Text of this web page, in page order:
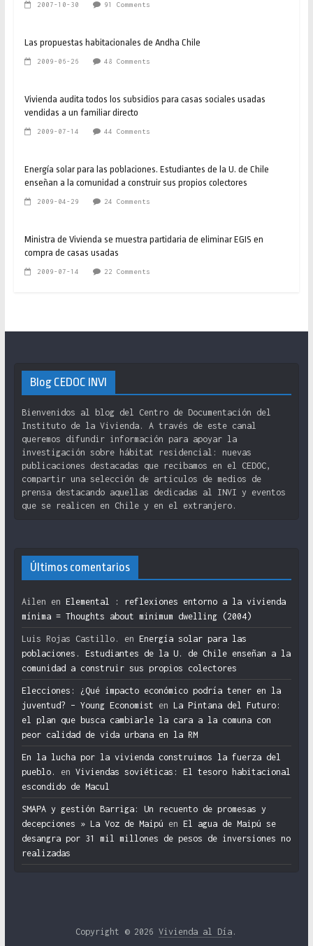
2007-10-30 91 Comments
Las propuestas habitacionales de Andha Chile
2009-06-26 48 Comments
Vivienda audita todos los subsidios para casas sociales usadas
vendidas a un familiar directo
2009-07-14 44 Comments
Energía solar para las poblaciones. Estudiantes de la U. de Chile
enseñan a la comunidad a construir sus propios colectores
2009-04-29 24 Comments
Ministra de Vivienda se muestra partidaria de eliminar EGIS en
compra de casas usadas
2009-07-14 22 Comments
Blog CEDOC INVI
Bienvenidos al blog del Centro de Documentación del
Instituto de la Vivienda. A través de este canal
queremos difundir información para apoyar la
investigación sobre hábitat residencial: nuevas
publicaciones destacadas que recibamos en el CEDOC,
compartir una selección de artículos de medios de
prensa destacando aquellas dedicadas al INVI y eventos
que se realicen en Chile y en el extranjero.
Últimos comentarios
Ailen en Elemental : reflexiones entorno a la vivienda
mínima = Thoughts about minimum dwelling (2004)
Luis Rojas Castillo. en Energía solar para las
poblaciones. Estudiantes de la U. de Chile enseñan a la
comunidad a construir sus propios colectores
Elecciones: ¿Qué impacto económico podría tener en la
juventud? – Young Economist en La Pintana del Futuro:
el plan que busca cambiarle la cara a la comuna con
peor calidad de vida urbana en la RM
En la lucha por la vivienda construimos la fuerza del
pueblo.
en Viviendas soviéticas: El tesoro habitacional
escondido de Macul
SMAPA y gestión Barriga: Un recuento de promesas y
decepciones » La Voz de Maipú en El agua de Maipú se
desangra por 31 mil millones de pesos de inversiones no
realizadas
Copyright © 2026Vivienda al Día .